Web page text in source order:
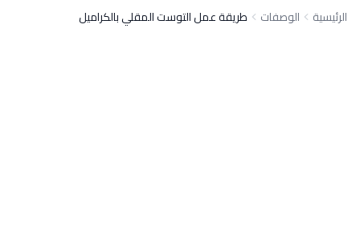
الرئيسية الوصفات طريقة عمل التوست المقلي بالكراميل